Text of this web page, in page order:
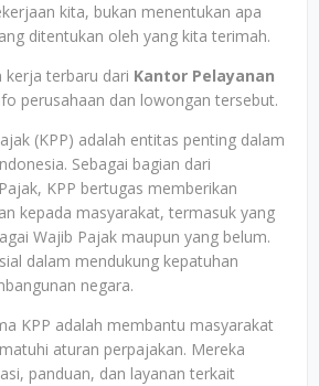
kita, bukan menentukan apa
ditentukan oleh yang kita terimah.
terbaru dari Kantor Pelayanan
perusahaan dan lowongan tersebut.
(KPP) adalah entitas penting dalam
Sebagai bagian dari
KPP bertugas memberikan
kepada masyarakat, termasuk yang
Wajib Pajak maupun yang belum.
dalam mendukung kepatuhan
negara.
KPP adalah membantu masyarakat
aturan perpajakan. Mereka
panduan, dan layanan terkait